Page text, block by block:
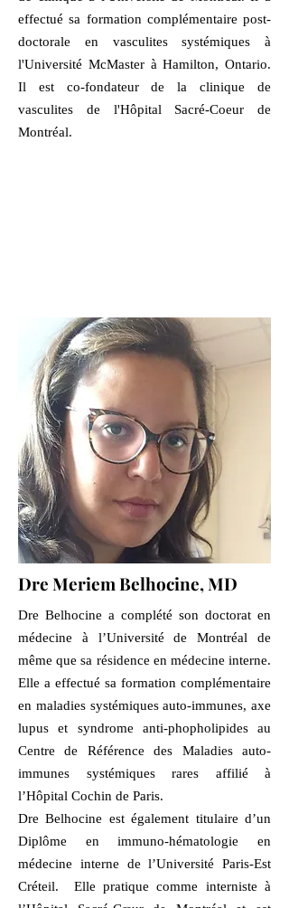
effectué sa formation complémentaire post-
doctorale en vasculites systémiques à
l'Université McMaster à Hamilton, Ontario.
Il est co-fondateur de la clinique de
vasculites de l'Hôpital Sacré-Coeur de
Montréal.
Dre Meriem Belhocine, MD
Dre Belhocine a complété son doctorat en
médecine à l’Université de Montréal de
même que sa résidence en médecine interne.
Elle a effectué sa formation complémentaire
en maladies systémiques auto-immunes, axe
lupus et syndrome anti-phopholipides au
Centre de Référence des Maladies auto-
immunes systémiques rares affilié à
l’Hôpital Cochin de Paris.
Dre Belhocine est également titulaire d’un
Diplôme en immuno-hématologie en
médecine interne de l’Université Paris-Est
Créteil. Elle pratique comme interniste à